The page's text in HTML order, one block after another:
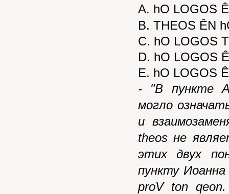
A. hO LOGOS
B. THEOS ÊN
C. hO LOGOS
D. hO LOGOS
E. hO LOGOS Ê
- "В пункте
могло
и
theos не
этих двух
пункту
proV
ton qeon.